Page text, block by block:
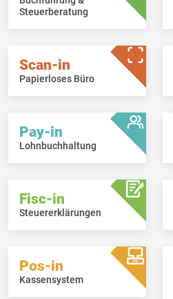
Steuerberatung
Scan-in
Papierloses Büro
Pay-in
Lohnbuchhaltung
Fisc-in
Steuererklärungen
Pos-in
Kassensystem